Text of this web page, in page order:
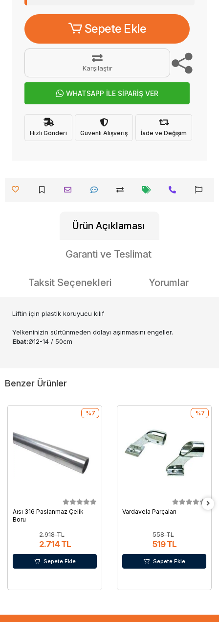
Sepete Ekle
Karşılaştır
WHATSAPP İLE SİPARİŞ VER
Hızlı Gönderi Güvenli Alışveriş İade ve Değişim
Ürün Açıklaması
Garanti ve Teslimat
Taksit Seçenekleri Yorumlar
Liftin için plastik koruyucu kılıf
Yelkeninizin sürtünmeden dolayı aşınmasını engeller.
Ebat:Ø12-14 / 50cm
Benzer Ürünler
Aısı 316 Paslanmaz Çelik
Boru
2.918 TL
2.714 TL
%7
Sepete Ekle
Vardavela Parçaları
558 TL
519 TL
%7
Sepete Ekle